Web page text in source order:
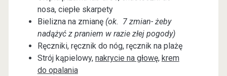
nosa, ciepłe skarpety
Bielizna na zmianę (ok. 7 zmian- żeby
nadążyć z praniem w razie złej pogody)
Ręczniki, ręcznik do nóg, ręcznik na plażę
Strój kąpielowy, nakrycie na głowę, krem
do opalania